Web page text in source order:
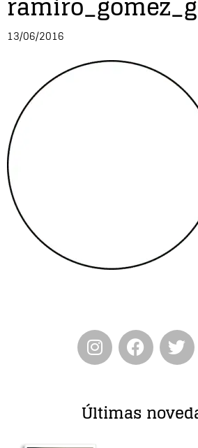
13/06/2016
Últimas